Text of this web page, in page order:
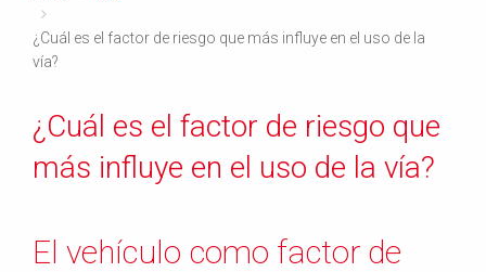
¿Cuál es el factor de riesgo que más influye en el uso de la
vía?
¿Cuál es el factor de riesgo que
más influye en el uso de la vía?
El vehículo como factor de